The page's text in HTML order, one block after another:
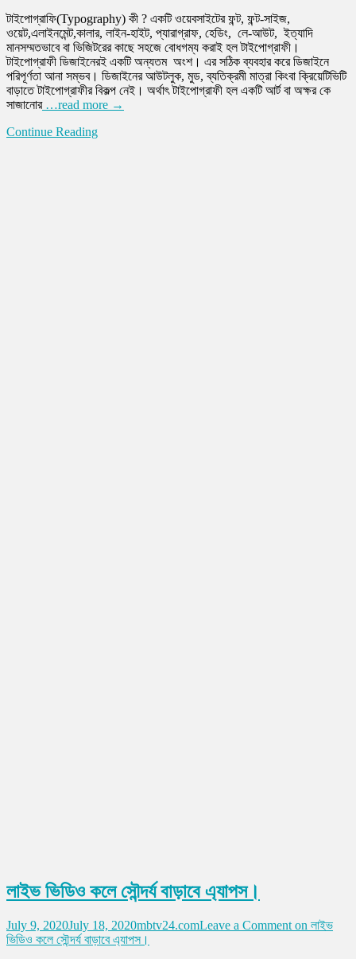
টাইপোগ্রাফি(Typography) কী ? একটি ওয়েবসাইটের ফন্ট, ফন্ট-সাইজ,
ওয়েট,এলাইনমেন্ট,কালার, লাইন-হাইট, প্যারাগ্রাফ, হেডিং, লে-আউট, ইত্যাদি
মানসম্মতভাবে বা ভিজিটরের কাছে সহজে বোধগম্য করাই হল টাইপোগ্রাফী।
টাইপোগ্রাফী ডিজাইনেরই একটি অন্যতম অংশ। এর সঠিক ব্যবহার করে ডিজাইনে
পরিপূর্ণতা আনা সম্ভব। ডিজাইনের আউটলুক, মুড, ব্যতিক্রমী মাত্রা কিংবা ক্রিয়েটিভিটি
বাড়াতে টাইপোগ্রাফীর বিকল্প নেই। অর্থাৎ টাইপোগ্রাফী হল একটি আর্ট বা অক্ষর কে
সাজানোর…read more →
Continue Reading
লাইভ ভিডিও কলে সৌন্দর্য বাড়াবে এ্যাপস।
July 9, 2020July 18, 2020mbtv24.comLeave a Comment on লাইভ
ভিডিও কলে সৌন্দর্য বাড়াবে এ্যাপস।